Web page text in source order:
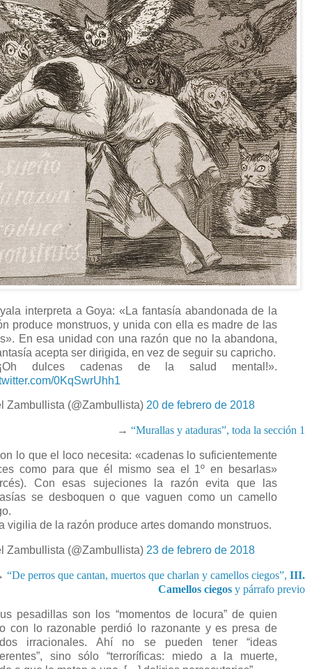
interpreta a Goya: «La fantasía abandonada de la
produce monstruos, y unida con ella es madre de las
En esa unidad con una razón que no la abandona,
acepta ser dirigida, en vez de seguir su capricho.
dulces cadenas de la salud mental!».
0KqSwrUhh1
Zambullista (@Zambullista) 20 de febrero de 2018
→ “Murallas y ataduras”, toda la sección 1
lo que el loco necesita: «cadenas lo suficientemente
como para que él mismo sea el 1º en besarlas»
Con esas sujeciones la razón evita que las
se desboquen o que vaguen como un camello
vigilia de la razón produce artes domando monstruos.
Zambullista (@Zambullista) 23 de febrero de 2018
“De perros que cantan, muertos que charlan y camellos ciegos”, III.
Camellos ciegos y párrafo previo
pesadillas son los “momentos de locura” de quien
con lo razonable perdió lo razonante y es presa de
irracionales. Ahí no se pueden tener “ideas
sino sólo “terroríficas: miedo a la muerte,